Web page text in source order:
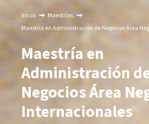
Inicio
Maestrías
Maestría en Administración de Negocios Área
Maestría en
Administración
Negocios Área
Internacionales